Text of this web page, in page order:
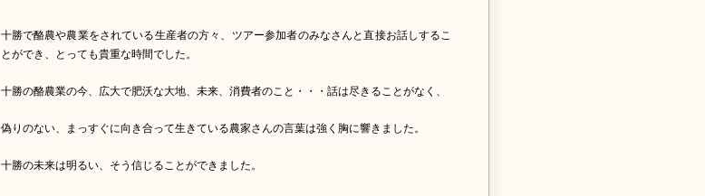
十勝で酪農や農業をされている生産者の方々、ツアー参加者のみなさんと直接お話しするこ
とができ、とっても貴重な時間でした。
十勝の酪農業の今、広大で肥沃な大地、未来、消費者のこと・・・話は尽きることがなく、
偽りのない、まっすぐに向き合って生きている農家さんの言葉は強く胸に響きました。
十勝の未来は明るい、そう信じることができました。